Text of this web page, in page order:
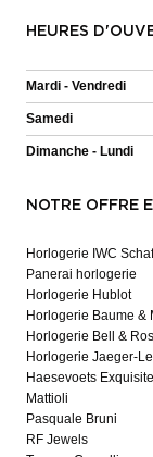
HEURES
Mardi - Vendredi
Samedi
Dimanche - Lundi
NOTRE OFFRE
Horlogerie IWC
Panerai horlogerie
Horlogerie Hublot
Horlogerie Baume &
Horlogerie Bell &
Horlogerie Jaeger-
Haesevoets Exquisite
Mattioli
Pasquale Bruni
RF Jewels